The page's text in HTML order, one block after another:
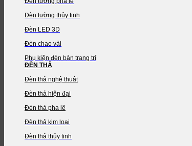
Đèn tường thủy tinh
Đèn LED 3D
Đèn chao vải
Phụ kiện đèn bàn trang trí
ĐÈN THẢ
Đèn thả nghệ thuật
Đèn thả hiện đại
Đèn thả pha lê
Đèn thả kim loại
Đèn thả thủy tinh